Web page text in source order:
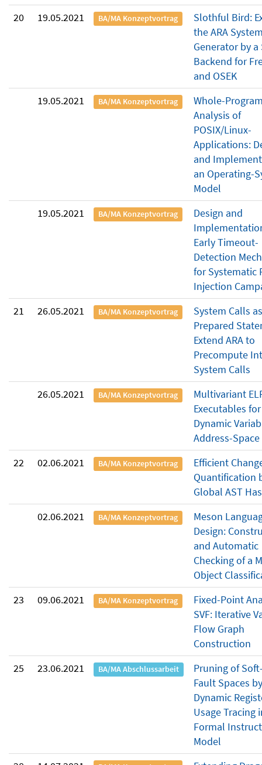
20
19.05.2021 BA/MA Konzeptvortrag
Slothful Bird:
the ARA
Generator by
Backend for
and OSEK
19.05.2021
BA/MA Konzeptvortrag
Whole-
Analysis of
POSIX/Linux-
Applications:
and
an Operating-
Model
19.05.2021
BA/MA Konzeptvortrag
Design and
Early Timeout-
Detection
for Systematic
Injection
21
26.05.2021 BA/MA Konzeptvortrag
System Calls as
Prepared
Extend ARA to
Precompute
System Calls
26.05.2021
BA/MA Konzeptvortrag
Multivariant
Executables for
Dynamic
Address-Space
22
02.06.2021 BA/MA Konzeptvortrag
Efficient
Quantification
Global AST
02.06.2021
BA/MA Konzeptvortrag
Meson
Design:
and Automatic
Checking of a
Object
23
09.06.2021 BA/MA Konzeptvortrag
Fixed-Point
SVF: Iterative
Flow Graph
Construction
25
23.06.2021 BA/MA Abschlussarbeit
Pruning of
Fault Spaces by
Dynamic
Usage Tracing
Formal
Model